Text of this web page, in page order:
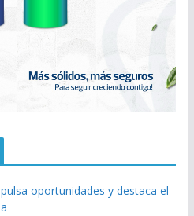
oportunidades y destaca el